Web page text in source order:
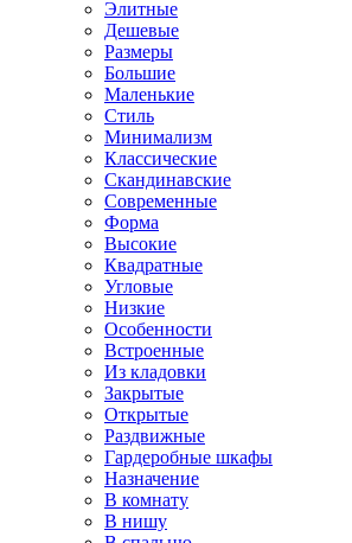
Элитные
Дешевые
Размеры
Большие
Маленькие
Стиль
Минимализм
Классические
Скандинавские
Современные
Форма
Высокие
Квадратные
Угловые
Низкие
Особенности
Встроенные
Из кладовки
Закрытые
Открытые
Раздвижные
Гардеробные шкафы
Назначение
В комнату
В нишу